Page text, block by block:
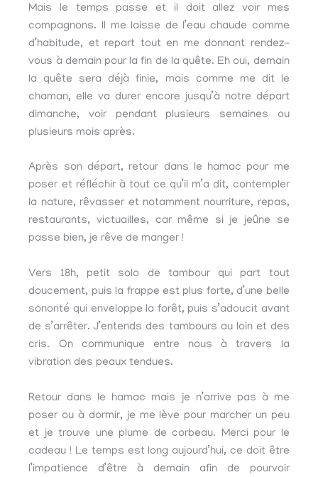
Mais le temps passe et il doit allez voir mes
compagnons. Il me laisse de l’eau chaude comme
d’habitude, et repart tout en me donnant rendez-
vous à demain pour la fin de la quête. Eh oui, demain
la quête sera déjà finie, mais comme me dit le
chaman, elle va durer encore jusqu’à notre départ
dimanche, voir pendant plusieurs semaines ou
plusieurs mois après.
Après son départ, retour dans le hamac pour me
poser et réfléchir à tout ce qu’il m’a dit, contempler
la nature, rêvasser et notamment nourriture, repas,
restaurants, victuailles, car même si je jeûne se
passe bien, je rêve de manger !
Vers 18h, petit solo de tambour qui part tout
doucement, puis la frappe est plus forte, d’une belle
sonorité qui enveloppe la forêt, puis s’adoucit avant
de s’arrêter. J’entends des tambours au loin et des
cris. On communique entre nous à travers la
vibration des peaux tendues.
Retour dans le hamac mais je n’arrive pas à me
poser ou à dormir, je me lève pour marcher un peu
et je trouve une plume de corbeau. Merci pour le
cadeau ! Le temps est long aujourd’hui, ce doit être
l’impatience d’être à demain afin de pourvoir